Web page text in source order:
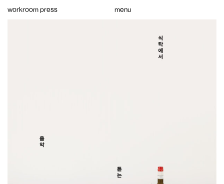
workroom press menu